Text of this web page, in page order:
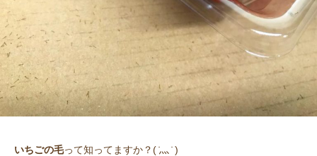
いちごの毛って知ってますか？( ̇灬 ̇ )